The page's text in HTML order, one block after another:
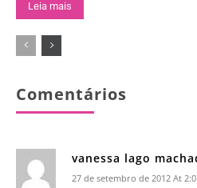
Leia mais
Comentários
vanessa lago
27 de setembro de 2012 At